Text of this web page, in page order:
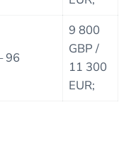
96
9 800
GBP /
11 300
EUR;